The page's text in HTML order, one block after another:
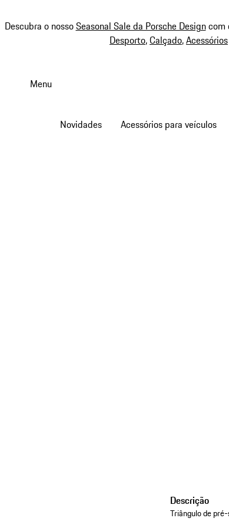
Descubra o nossoSeasonal Sale da Porsche Designcom
Desporto,Calçado,Acessórios
conteúdoMenu
Novidades Acessórios para veículos
Descrição
Triângulo de